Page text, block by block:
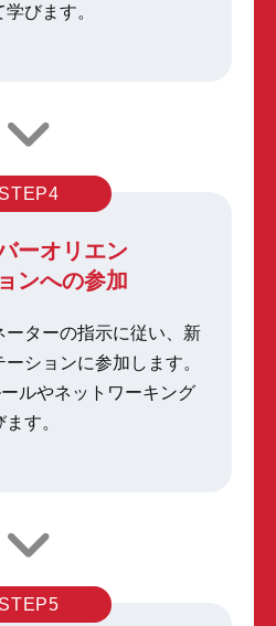
びます。
STEP4
ーオリエン
ンへの参加
ーターの指示に従い、新
ションに参加します。
ルやネットワーキング
す。
STEP5